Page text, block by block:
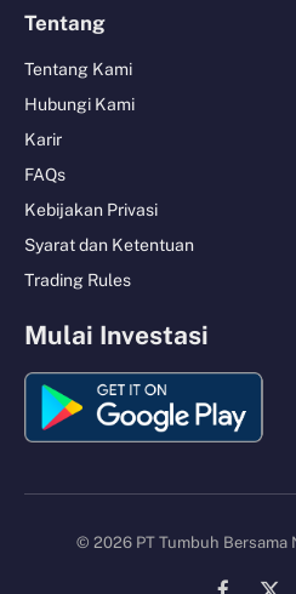
Tentang
Tentang Kami
Hubungi Kami
Karir
FAQs
Kebijakan Privasi
Syarat dan Ketentuan
Trading Rules
Mulai Investasi
© 2026 PT Tumbuh Bersama